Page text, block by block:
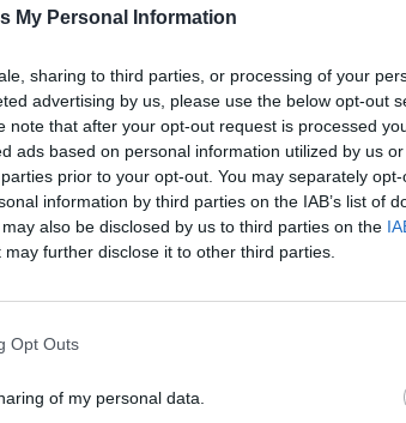
My Personal Information
sharing to third parties, or processing of your
advertising by us, please use the below opt-out
note that after your opt-out request is processed
ads based on personal information utilized by us
prior to your opt-out. You may separately
information by third parties on the IAB’s list of
also be disclosed by us to third parties on the
may further disclose it to other third parties.
Opt Outs
of my personal data.